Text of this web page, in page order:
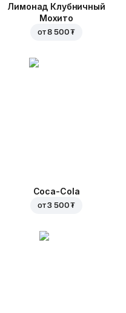
Лимонад Клубничный
Мохито
от8 500 ₮
Coca-Cola
от3 500 ₮